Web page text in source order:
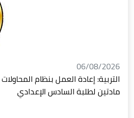
06/08/2026
التربية: إعادة العمل بنظام
مادتين لطلبة السادس الإعدادي